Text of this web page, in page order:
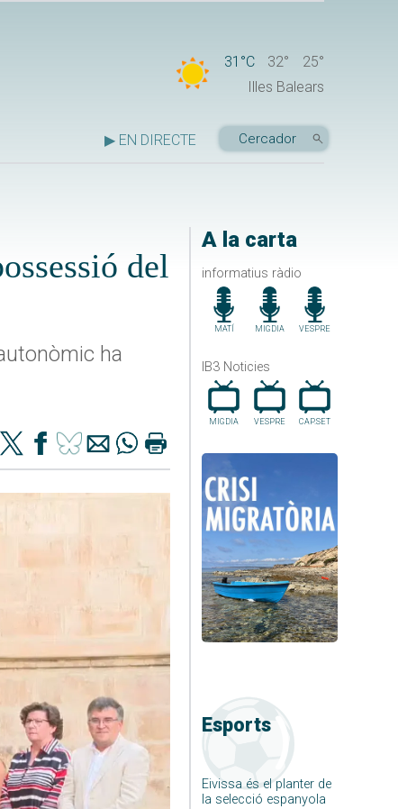
31°C 32°
25°
Illes Balears
▶ EN DIRECTE
A la carta
informatius ràdio
MATÍ MIGDIA VESPRE
IB3 Noticies
MIGDIA VESPRE CAP.SET
Esports
Eivissa és el planter de
la selecció espanyola
del
ha